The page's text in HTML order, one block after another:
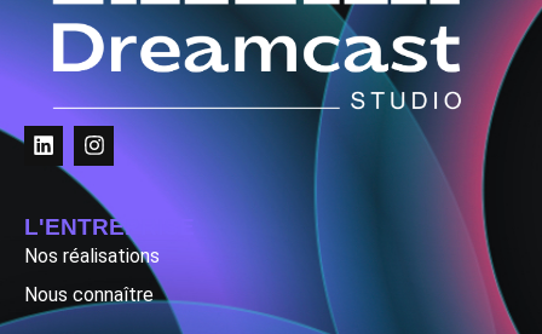
L'ENTREPRISE
Nos réalisations
Nous connaître